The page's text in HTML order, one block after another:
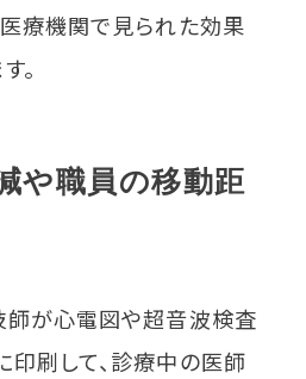
療機関で見られた効果
。
や職員の移動距
師が心電図や超音波検査
刷して、診療中の医師